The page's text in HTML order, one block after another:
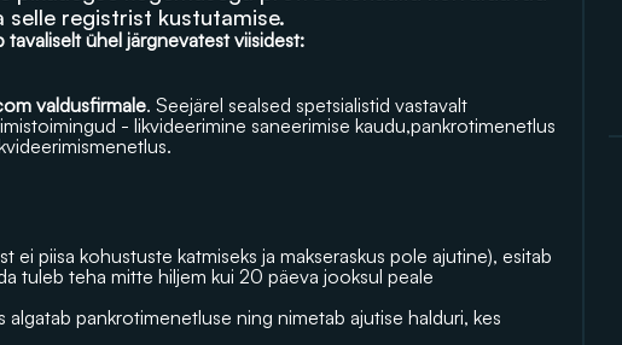
registrist kustutamise.
ühel järgnevatest viisidest:
valdusfirmale. Seejärel sealsed spetsialistid vastavalt
- likvideerimine saneerimise kaudu,pankrotimenetlus
ei piisa kohustuste katmiseks ja makseraskus pole ajutine), esitab
tuleb teha mitte hiljem kui 20 päeva jooksul peale
algatab pankrotimenetluse ning nimetab ajutise halduri, kes